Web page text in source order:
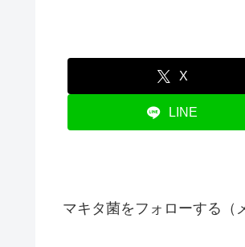
X
LINE
マキタ菌をフォローする（